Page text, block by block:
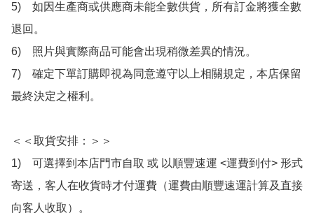
5)　如因生產商或供應商未能全數供貨，所有訂金將獲全數
退回。
6)　照片與實際商品可能會出現稍微差異的情況。
7)　確定下單訂購即視為同意遵守以上相關規定，本店保留
最終決定之權利。
＜＜取貨安排：＞＞
1)　可選擇到本店門市自取 或 以順豐速運 <運費到付> 形式
寄送，客人在收貨時才付運費（運費由順豐速運計算及直接
向客人收取）。